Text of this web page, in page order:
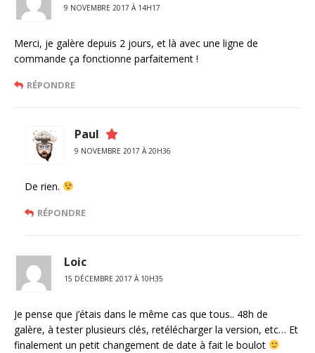
9 NOVEMBRE 2017 À 14H17
Merci, je galère depuis 2 jours, et là avec une ligne de
commande ça fonctionne parfaitement !
RÉPONDRE
Paul
9 NOVEMBRE 2017 À 20H36
De rien.
RÉPONDRE
Loic
15 DÉCEMBRE 2017 À 10H35
Je pense que j’étais dans le même cas que tous.. 48h de
galère, à tester plusieurs clés, retélécharger la version, etc… Et
finalement un petit changement de date à fait le boulot